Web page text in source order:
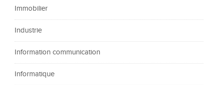
Immobilier
Industrie
Information communication
Informatique